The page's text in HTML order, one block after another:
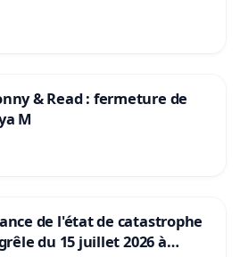
& Read : fermeture de
M
de l'état de catastrophe
du 15 juillet 2026 à